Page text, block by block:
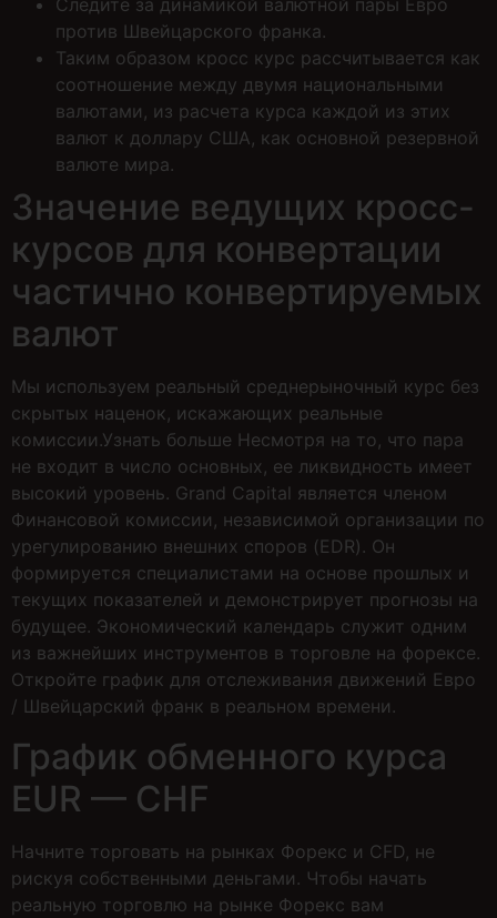
Следите за динамикой валютной пары Евро
против Швейцарского франка.
Таким образом кросс курс рассчитывается как
соотношение между двумя национальными
валютами, из расчета курса каждой из этих
валют к доллару США, как основной резервной
валюте мира.
Значение ведущих кросс-
курсов для конвертации
частично конвертируемых
валют
Мы используем реальный среднерыночный курс без
скрытых наценок, искажающих реальные
комиссии.Узнать больше Несмотря на то, что пара
не входит в число основных, ее ликвидность имеет
высокий уровень. Grand Capital является членом
Финансовой комиссии, независимой организации по
урегулированию внешних споров (EDR). Он
формируется специалистами на основе прошлых и
текущих показателей и демонстрирует прогнозы на
будущее. Экономический календарь служит одним
из важнейших инструментов в торговле на форексе.
Откройте график для отслеживания движений Евро
/ Швейцарский франк в реальном времени.
График обменного курса
EUR — CHF
Начните торговать на рынках Форекс и CFD, не
рискуя собственными деньгами. Чтобы начать
реальную торговлю на рынке Форекс вам